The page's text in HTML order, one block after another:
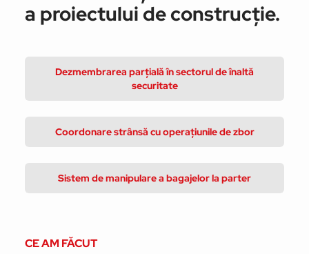
a proiectului de construcție.
Dezmembrarea parțială în sectorul de înaltă
securitate
Coordonare strânsă cu operațiunile de zbor
Sistem de manipulare a bagajelor la parter
CE AM FĂCUT